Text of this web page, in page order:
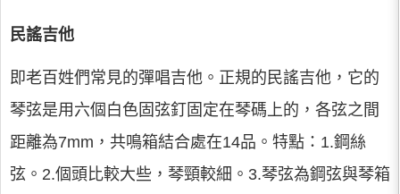
民謠吉他
即老百姓們常見的彈唱吉他。正規的民謠吉他，它的
琴弦是用六個白色固弦釘固定在琴碼上的，各弦之間
距離為7mm，共鳴箱結合處在14品。特點：1.鋼絲
弦。2.個頭比較大些，琴頸較細。3.琴弦為鋼弦與琴箱